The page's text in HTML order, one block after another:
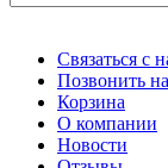
Связаться с
Позвонить
Корзина
О компании
Новости